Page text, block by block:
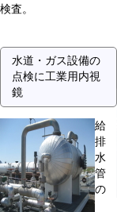
検査。
水道・ガス設備の
点検に工業用内視
鏡
給
排
水
管
の